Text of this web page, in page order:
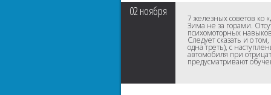
02ноября
​7 железных советов ко
Зима не за горами.
психомоторных
Следует сказать и о
одна треть), с
автомобиля при
предусматривают